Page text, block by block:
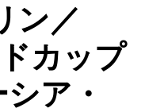
ン／
カップ
ア・